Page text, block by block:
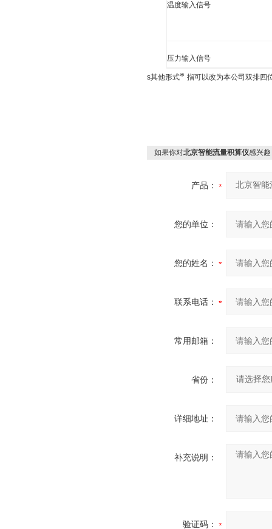
温度输入信号
压力输入信号
s其他形式* 指可以改为本公司双排四
如果你对北京智能流量积算仪感兴
产品：
您的单位：
您的姓名：
联系电话：
常用邮箱：
省份：
详细地址：
补充说明：
验证码：